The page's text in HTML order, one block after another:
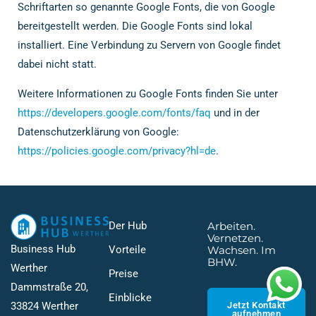
Schriftarten so genannte Google Fonts, die von Google
bereitgestellt werden. Die Google Fonts sind lokal
installiert. Eine Verbindung zu Servern von Google findet
dabei nicht statt.
Weitere Informationen zu Google Fonts finden Sie unter
https://developers.google.com/fonts/faq und in der
Datenschutzerklärung von Google:
https://policies.google.com/privacy?hl=de.
Business Hub
Werther
Dammstraße 20,
33824 Werther
Der Hub
Vorteile
Preise
Einblicke
Arbeiten.
Vernetzen.
Wachsen. Im
BHW.
Jetzt Kontakt
aufnehmen